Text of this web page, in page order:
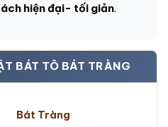
hiện đại- tối giản.
BÁT TÔ BÁT TRÀNG
Bát Tràng